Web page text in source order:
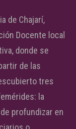
de Chajarí,
Docente local
donde se
de las
tres
la
profundizar en